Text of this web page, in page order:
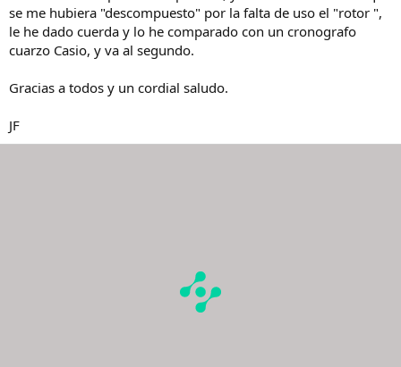
se me hubiera "descompuesto" por la falta de uso el "rotor ",
le he dado cuerda y lo he comparado con un cronografo
cuarzo Casio, y va al segundo.
Gracias a todos y un cordial saludo.
JF